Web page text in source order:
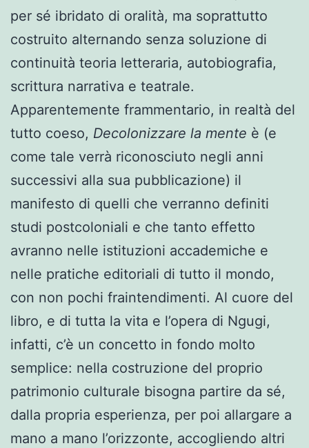
per sé ibridato di oralità, ma soprattutto
costruito alternando senza soluzione di
continuità teoria letteraria, autobiografia,
scrittura narrativa e teatrale.
Apparentemente frammentario, in realtà del
tutto coeso, Decolonizzare la mente è (e
come tale verrà riconosciuto negli anni
successivi alla sua pubblicazione) il
manifesto di quelli che verranno definiti
studi postcoloniali e che tanto effetto
avranno nelle istituzioni accademiche e
nelle pratiche editoriali di tutto il mondo,
con non pochi fraintendimenti. Al cuore del
libro, e di tutta la vita e l’opera di Ngugi,
infatti, c’è un concetto in fondo molto
semplice: nella costruzione del proprio
patrimonio culturale bisogna partire da sé,
dalla propria esperienza, per poi allargare a
mano a mano l’orizzonte, accogliendo altri